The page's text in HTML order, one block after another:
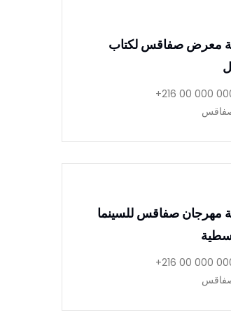
معرض صفاقس لكتاب
000 000 00
مهرجان صفاقس للسينما
000 000 00